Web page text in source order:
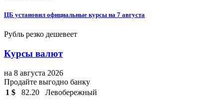
ЦБ установил официальные курсы на 7 августа
Рубль резко дешевеет
Курсы валют
на 8 августа 2026
Продайте выгодно банку
1 $
82.20
Левобережный